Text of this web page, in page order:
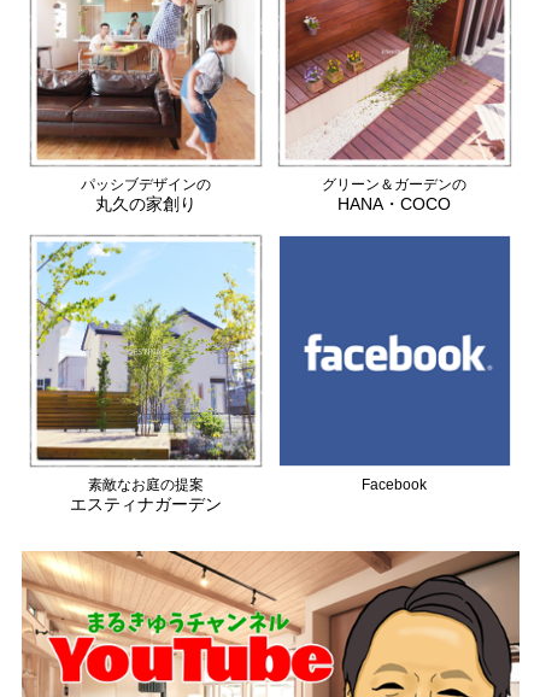
パッシブデザインの
丸久の家創り
グリーン＆ガーデンの
HANA・COCO
素敵なお庭の提案
エスティナガーデン
Facebook